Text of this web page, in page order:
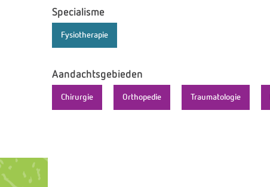
Specialisme
Fysiotherapie
Aandachtsgebieden
Chirurgie Orthopedie Traumatologie